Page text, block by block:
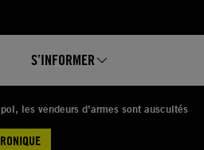
S’INFORMER
les vendeurs d’armes sont auscultés